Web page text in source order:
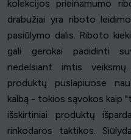
kolekcijos prieinamumo
drabužiai yra riboto
pasiūlymo dalis. Riboto
gali gerokai padidinti
nedelsiant imtis
produktų puslapiuose
kalbą - tokios sąvokos kaip
išskirtiniai produktų
rinkodaros taktikos.